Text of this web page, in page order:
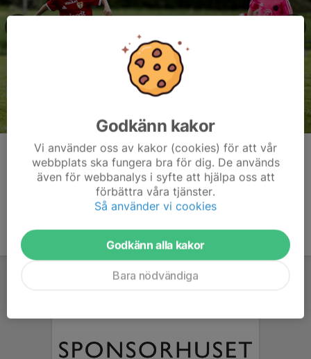
Kommentarer
Godkänn kakor
Vi använder oss av kakor (cookies) för att vår
webbplats ska fungera bra för dig. De används
även för webbanalys i syfte att hjälpa oss att
förbättra våra tjänster.
Så använder vi cookies
Godkänn alla kakor
Bara nödvändiga